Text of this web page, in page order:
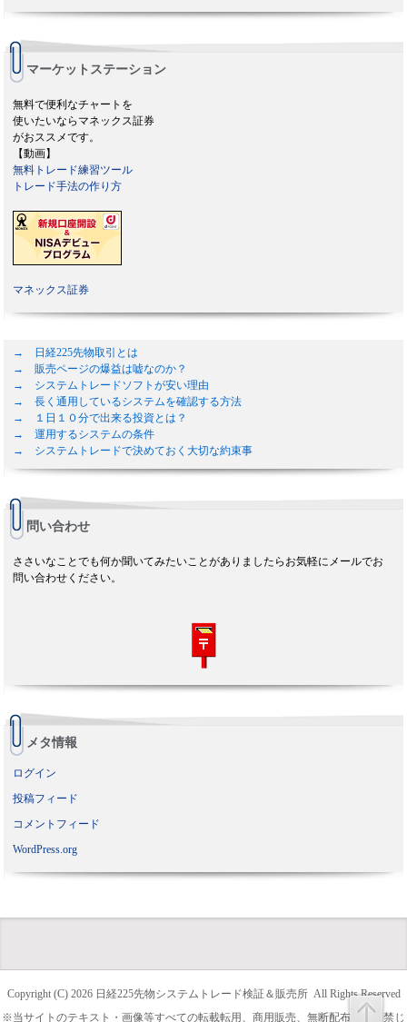
マーケットステーション
無料で便利なチャートを
使いたいならマネックス証券
がおススメです。
【動画】
無料トレード練習ツール
トレード手法の作り方
マネックス証券
→ 日経225先物取引とは
→ 販売ページの爆益は嘘なのか？
→ システムトレードソフトが安い理由
→ 長く通用しているシステムを確認する方法
→ １日１０分で出来る投資とは？
→ 運用するシステムの条件
→ システムトレードで決めておく大切な約束事
問い合わせ
ささいなことでも何か聞いてみたいことがありましたらお気軽にメールでお
問い合わせください。
メタ情報
ログイン
投稿フィード
コメントフィード
WordPress.org
Copyright (C) 2026 日経225先物システムトレード検証＆販売所All Rights Reserved
※当サイトのテキスト・画像等すべての転載転用、商用販売、無断配布を固く禁じ